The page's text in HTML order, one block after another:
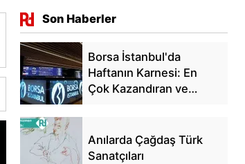
Son Haberler
Borsa İstanbul'da
Haftanın Karnesi: En
Çok Kazandıran ve
Anılarda Çağdaş Türk
Sanatçıları